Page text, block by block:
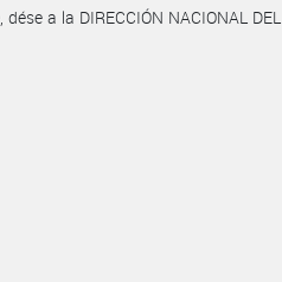
a la DIRECCIÓN NACIONAL DEL